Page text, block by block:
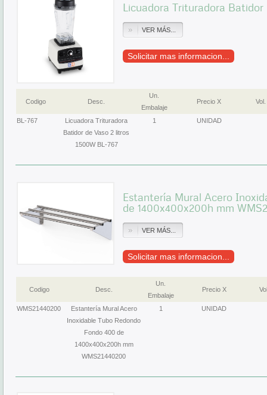
Licuadora Trituradora Batidor
VER MÁS...
Solicitar mas informacion...
Codigo Desc.
Un.
Embalaje
Precio X Vol.
BL-767
Licuadora Trituradora
Batidor de Vaso 2 litros
1500W BL-767
1 UNIDAD
Estantería Mural Acero
de 1400x400x200h mm
VER MÁS...
Solicitar mas informacion...
Codigo Desc.
Un.
Embalaje
Precio X
WMS21440200
Estantería Mural Acero
Inoxidable Tubo Redondo
Fondo 400 de
1400x400x200h mm
WMS21440200
1 UNIDAD